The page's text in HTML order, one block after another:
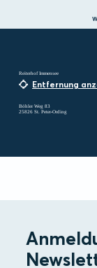
Reiterhof Immensee
Entfernung
Böhler Weg 83
25826 St. Peter-Ording